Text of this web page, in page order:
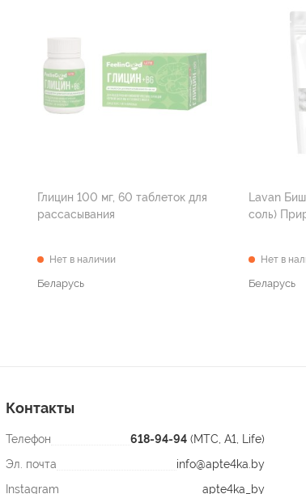
Глицин 100 мг, 60 таблеток для
рассасывания
Нет в наличии
Беларусь
Lavan
соль)
Нет в
Беларусь
Контакты
Телефон 618-94-94 (МТС, A1, Life)
Эл. почта
info@apte4ka.by
Instagram
apte4ka_by